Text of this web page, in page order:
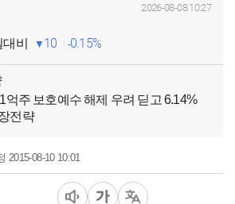
2026-08-08 10:27
비 10 0.15%
억주 보호예수 해제 우려 딛고 6.14%
전략
2015-08-10 10:01